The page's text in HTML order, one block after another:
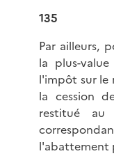
135
Par ailleurs,
la plus-
l'impôt sur le
la cession
restitué au
l'abattement